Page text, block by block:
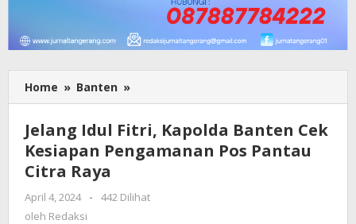
Home » Banten »
Idul
Kapolda
Banten
Pengamanan
Jelang Idul Fitri, Kapolda Banten Cek
Kesiapan Pengamanan Pos Pantau
Citra Raya
April 4, 2024
oleh
-
442 Dilihat
oleh Redaksi